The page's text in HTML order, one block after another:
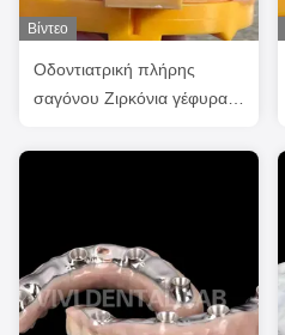
Βίντεο
Οδοντιατρική πλήρης
σαγόνου Ζιρκόνια γέφυρα
Διαφάνεια αισθητική